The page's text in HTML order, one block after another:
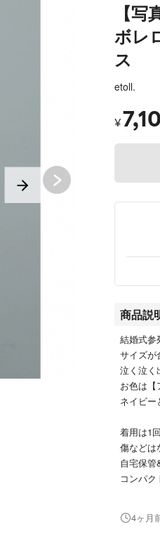
【
ボレ
ス
etoll.
¥
商品説
結婚式参
サイズが
泣く泣く
お色は【
ネイビー
着用は1
傷などは
自宅保管
コンパク
短めのボ
4ヶ月